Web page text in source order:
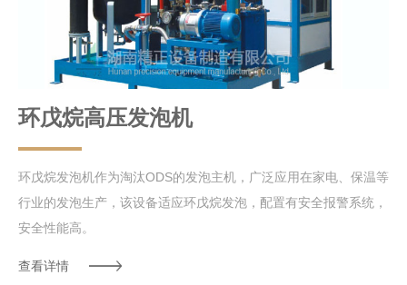
环戊烷高压发泡机
环戊烷发泡机作为淘汰ODS的发泡主机，广泛应用在家电、保温等
行业的发泡生产，该设备适应环戊烷发泡，配置有安全报警系统，
安全性能高。
查看详情